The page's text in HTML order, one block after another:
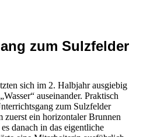
zum Sulzfelder
sich im 2. Halbjahr ausgiebig
auseinander. Praktisch
zum Sulzfelder
zuerst ein horizontaler Brunnen
danach in das eigentliche